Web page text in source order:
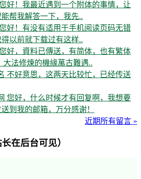
好！我最近遇到一个附体的事情，让
帮我解答一下，我先..
好！有没有适用于手机阅读页码无错
以前就下载过有这样..
好，資料已傳送，有简体，也有繁体
大法修煉的機緣萬古難遇..
不好意思，这两天比较忙，已经传送
您好，什么时候才有回复啊，我想要
到我的邮箱，万分感谢！
近期所有留言 »
在后台可见）